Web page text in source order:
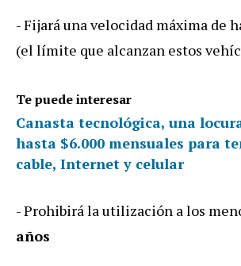
-Fijará una velocidad máxima de
(el límite que alcanzan estos vehí
Te puede interesar
Canasta tecnológica, una
hasta $6.000 mensuales para
cable, Internet y celular
-Prohibirá la utilización a los
años